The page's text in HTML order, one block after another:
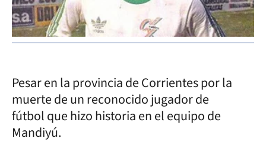
Pesar en la provincia de Corrientes por la
muerte de un reconocido jugador de
fútbol que hizo historia en el equipo de
Mandiyú.